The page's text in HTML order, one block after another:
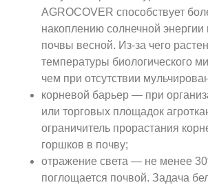
AGROCOVER способствует
накоплению солнечной энергии
почвы весной. Из-за чего
температуры биологического
чем при отсутствии
корневой барьер — при
или торговых площадок
ограничитель прорастания
горшков в почву;
отражение света — не менее
поглощается почвой. Задача